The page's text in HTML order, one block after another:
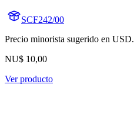
SCF242/00
Precio minorista sugerido en USD.
NU$ 10,00
Ver producto